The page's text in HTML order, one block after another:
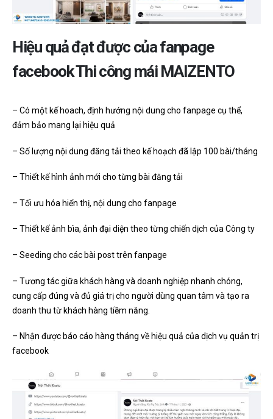
Hiệu quả đạt được của fanpage
facebook Thi công mái MAIZENTO
– Có một kế hoach, định hướng nội dung cho fanpage cụ thể,
đảm bảo mang lại hiệu quả
– Số lượng nội dung đăng tải theo kế hoạch đã lập 100 bài/tháng
– Thiết kế hình ảnh mới cho từng bài đăng tải
– Tối ưu hóa hiển thị, nội dung cho fanpage
– Thiết kế ảnh bìa, ảnh đại diện theo từng chiến dịch của Công ty
– Seeding cho các bài post trên fanpage
– Tương tác giữa khách hàng và doanh nghiệp nhanh chóng,
cung cấp đúng và đủ giá trị cho người dùng quan tâm và tạo ra
doanh thu từ khách hàng tiềm năng.
– Nhận được báo cáo hàng tháng về hiệu quả của dịch vụ quản trị
facebook